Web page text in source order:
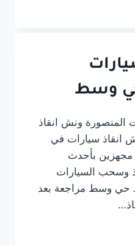
حي وسط
المنصورة ونش انقاذ
انقاذ سيارات في
مجهزين بأحدث
وسحب السيارات
حي وسط مراجعة بعد